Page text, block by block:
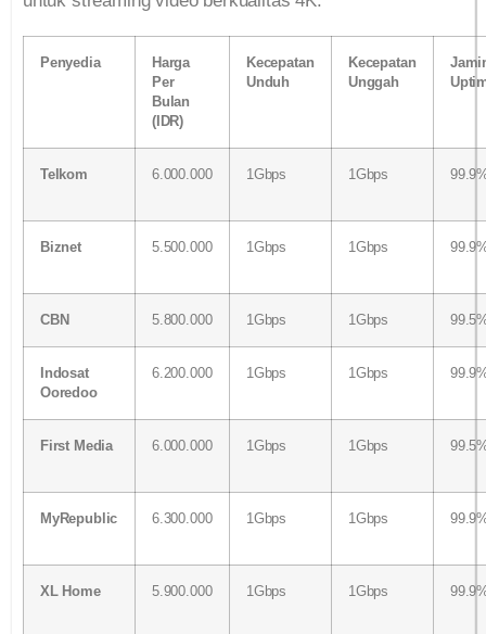
Penyedia
Harga
Per
Bulan
(IDR)
Kecepatan
Unduh
Kecepatan
Unggah
Telkom 6.000.000 1Gbps 1Gbps
Biznet 5.500.000 1Gbps 1Gbps
CBN 5.800.000 1Gbps 1Gbps
Indosat
Ooredoo
6.200.000 1Gbps 1Gbps
First Media 6.000.000 1Gbps 1Gbps
MyRepublic 6.300.000 1Gbps 1Gbps
XL Home 5.900.000 1Gbps 1Gbps